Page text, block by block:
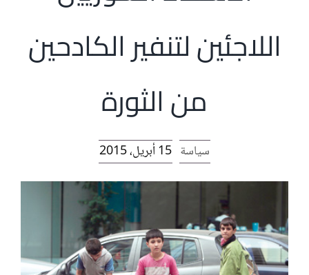
افتتاحية موقع المناضل-ة
اللاجئين لتنفير الكادحين
من الثورة
سياسة 15 أبريل، 2015